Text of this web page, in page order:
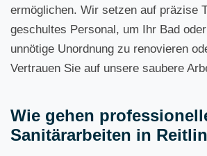
ermöglichen. Wir setzen auf präzise
geschultes Personal, um Ihr Bad
unnötige Unordnung zu renovieren
Vertrauen Sie auf unsere saubere
Wie gehen
Sanitärarbeiten in